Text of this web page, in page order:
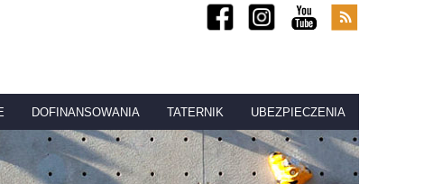
DOFINANSOWANIA TATERNIK UBEZPIECZENIA